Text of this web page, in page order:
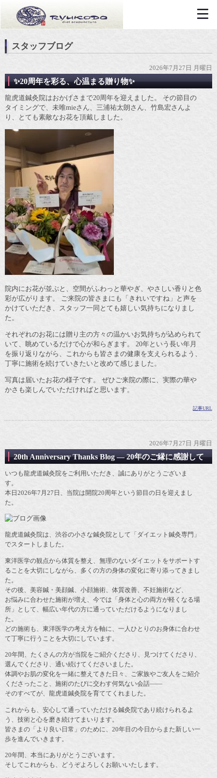
スタッフブログ
2026年7月27日 月曜日
✨20周年を彩る、心温まる贈り物✨
龍虎道鍼灸院はおかげさまで20周年を迎えました。 その節目の
タイミングで、未唯mieさん、三浦祐太朗さん、竹島宏さんよ
り、とても素敵なお花を頂戴しました。
院内にお花が並ぶと、空間がふわっと華やぎ、やさしい香りと色
彩が広がります。 ご来院の皆さまにも「きれいですね」と声を
かけていただき、スタッフ一同とても嬉しい気持ちになりまし
た。
それぞれのお花には贈り主の方々の温かいお気持ちが込められて
いて、眺めているだけで心が和らぎます。 20年という長い年月
を振り返りながら、これからも皆さまの健康を支えられるよう、
丁寧に施術を続けていきたいと改めて感じました。
写真は届いたお花の様子です。 ぜひご来院の際に、実際の華や
かさも楽しんでいただければと思います。
記事URL
2026年7月27日 月曜日
20th Anniversary Thanks Blog ― 20年のご縁に感謝して
いつも龍虎道鍼灸院をご利用いただき、誠にありがとうございま
す。
本日2026年7月27日、当院は開院20周年という節目の日を迎えまし
た。
龍虎道鍼灸院は、渋谷の小さな鍼灸院として「ダイエット鍼灸専門」
でスタートしました。
東洋医学の観点から体質を整え、無理のないダイエットをサポートす
ることを大切にしながら、多くの方の身体の変化に寄り添ってきまし
た。
その後、美容鍼・美顔鍼、小顔施術、体質改善、不妊施術など、
お悩みに合わせた施術が増え、今では「身体と心の両方が軽くなる場
所」として、幅広い年代の方に通っていただけるようになりまし
た。
どの施術も、東洋医学の考え方を軸に、一人ひとりのお身体に合わせ
て丁寧に行うことを大切にしています。
20年間、たくさんの方が当院をご紹介くださり、見つけてくださり、
選んでくださり、通い続けてくださいました。
体調やお肌の変化を一緒に整えてきた日々、ご家族やご友人をご紹介
くださったこと、施術のたびに交わす何気ない会話――
そのすべてが、龍虎道鍼灸院を育ててくれました。
これからも、安心して通っていただける鍼灸院であり続けられるよ
う、技術と心を磨き続けてまいります。
皆さまの「より良い日常」のために、20年目の今日からまた新しい一
歩を進んでいきます。
20年間、本当にありがとうございます。
そしてこれからも、どうぞよろしくお願いいたします。